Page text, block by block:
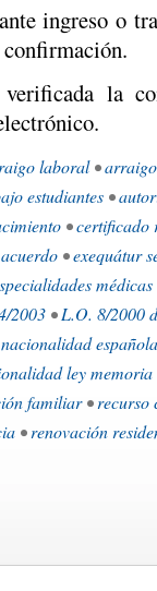
ingreso o
la
laboral•
estudiantes •
•certificado
•exequátur
médicas
2003 •L.O. 8/2000
nacionalidad
ley
familiar•recurso
•renovación